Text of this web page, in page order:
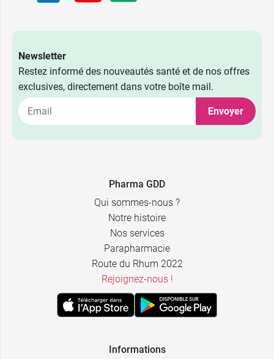
Newsletter
Restez informé des nouveautés santé et de nos offres
exclusives, directement dans votre boîte mail.
Envoyer
Pharma GDD
Qui sommes-nous ?
Notre histoire
Nos services
Parapharmacie
Route du Rhum 2022
Rejoignez-nous !
Informations